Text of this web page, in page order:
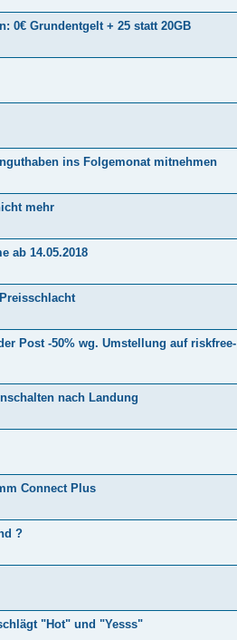
0€ Grundentgelt + 25 statt 20GB
ins Folgemonat mitnehmen
mehr
ab 14.05.2018
Post -50% wg. Umstellung auf riskfree-
nach Landung
Connect Plus
?
"Hot" und "Yesss"